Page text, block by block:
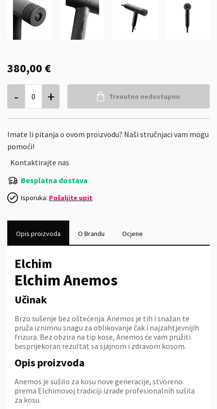
380,00 €
- 0 + Trenutno nedostupno
Imate li pitanja o ovom proizvodu? Naši stručnjaci vam mogu
pomoći!
Kontaktirajte nas
Besplatna dostava
Isporuka: Pošaljite upit
Opis proizvoda O Brandu Ocjene
Elchim
Elchim Anemos
Učinak
Brzo sušenje bez oštećenja. Anemos je tih i snažan te
pruža iznimnu snagu za oblikovanje čak i najzahtjevnijih
frizura. Bez obzira na tip kose, Anemos će vam pružiti
besprijekoran rezultat sa sjajnom i zdravom kosom.
Opis proizvoda
Anemos je sušilo za kosu nove generacije, stvoreno
prema Elchimovoj tradiciji izrade profesionalnih sušila
za kosu.